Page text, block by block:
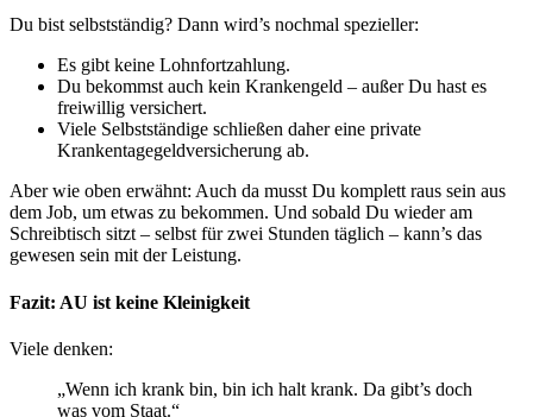
Du bist selbstständig? Dann wird’s nochmal spezieller:
Es gibt keine Lohnfortzahlung.
Du bekommst auch kein Krankengeld – außer Du hast es
freiwillig versichert.
Viele Selbstständige schließen daher eine private
Krankentagegeldversicherung ab.
Aber wie oben erwähnt: Auch da musst Du komplett raus sein aus
dem Job, um etwas zu bekommen. Und sobald Du wieder am
Schreibtisch sitzt – selbst für zwei Stunden täglich – kann’s das
gewesen sein mit der Leistung.
Fazit: AU ist keine Kleinigkeit
Viele denken:
„Wenn ich krank bin, bin ich halt krank. Da gibt’s doch
was vom Staat.“